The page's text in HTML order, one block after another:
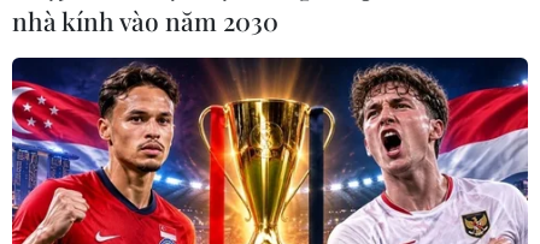
nhà kính vào năm 2030